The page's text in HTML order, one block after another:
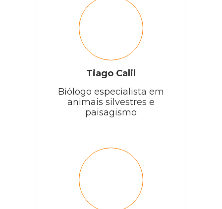
Tiago Calil
Biólogo especialista em
animais silvestres e
paisagismo